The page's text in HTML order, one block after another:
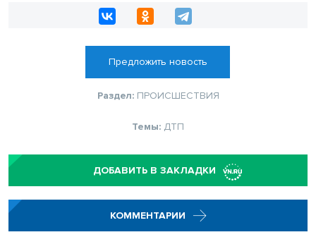
Предложить новость
Раздел: ПРОИСШЕСТВИЯ
Темы: ДТП
ДОБАВИТЬ В ЗАКЛАДКИ
КОММЕНТАРИИ